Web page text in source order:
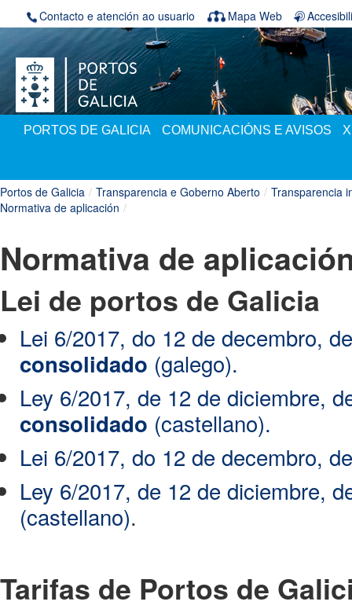
Volver ao contido
Contacto e atención ao usuario Mapa Web
PORTOS DE GALICIA COMUNICACIÓNS E AVISOS
Portos de Galicia / Transparencia e Goberno Aberto / Transparencia
Normativa de aplicación /
Normativa de
Lei de portos de Galicia
Lei 6/2017, do 12 de decembro,
consolidado (galego).
Ley 6/2017, de 12 de diciembre,
consolidado (castellano).
Lei 6/2017, do 12 de decembro,
Ley 6/2017, de 12 de diciembre,
(castellano).
Tarifas de Portos de